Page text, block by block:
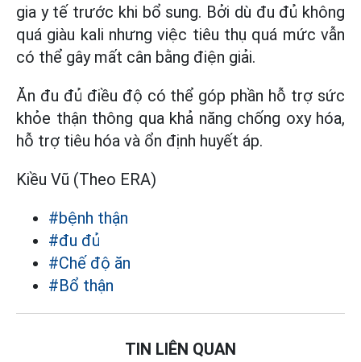
gia y tế trước khi bổ sung. Bởi dù đu đủ không
quá giàu kali nhưng việc tiêu thụ quá mức vẫn
có thể gây mất cân bằng điện giải.
Ăn đu đủ điều độ có thể góp phần hỗ trợ sức
khỏe thận thông qua khả năng chống oxy hóa,
hỗ trợ tiêu hóa và ổn định huyết áp.
Kiều Vũ (Theo ERA)
#bệnh thận
#đu đủ
#Chế độ ăn
#Bổ thận
TIN LIÊN QUAN